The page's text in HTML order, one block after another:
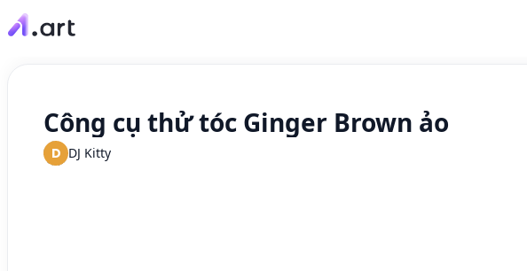
Công cụ thử tóc Ginger Brown ảo
D DJ Kitty